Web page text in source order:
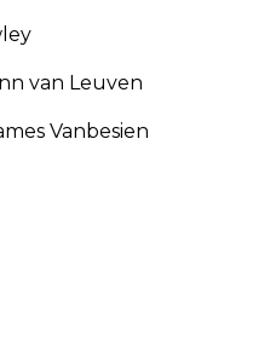
van Leuven
Vanbesien